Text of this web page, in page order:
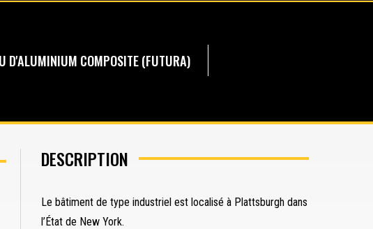
D'ALUMINIUM COMPOSITE (FUTURA)
DESCRIPTION
Le bâtiment de type industriel est localisé à Plattsburgh dans
l’État de New York.